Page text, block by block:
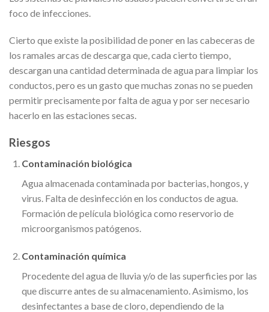
foco de infecciones.
Cierto que existe la posibilidad de poner en las cabeceras de
los ramales arcas de descarga que, cada cierto tiempo,
descargan una cantidad determinada de agua para limpiar los
conductos, pero es un gasto que muchas zonas no se pueden
permitir precisamente por falta de agua y por ser necesario
hacerlo en las estaciones secas.
Riesgos
Contaminación biológica
Agua almacenada contaminada por bacterias, hongos, y
virus. Falta de desinfección en los conductos de agua.
Formación de película biológica como reservorio de
microorganismos patógenos.
Contaminación química
Procedente del agua de lluvia y/o de las superficies por las
que discurre antes de su almacenamiento. Asimismo, los
desinfectantes a base de cloro, dependiendo de la